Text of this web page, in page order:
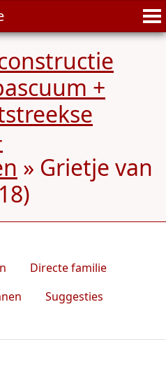
+
» Grietje van
Directe familie
Suggesties